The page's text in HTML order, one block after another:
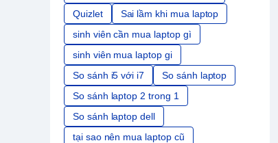
Quizlet
Sai lầm khi mua laptop
sinh viên cần mua laptop gì
sinh viên mua laptop gi
So sánh i5 với i7
So sánh laptop
So sánh laptop 2 trong 1
So sánh laptop dell
tại sao nên mua laptop cũ